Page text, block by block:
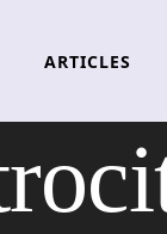
ARTICLES